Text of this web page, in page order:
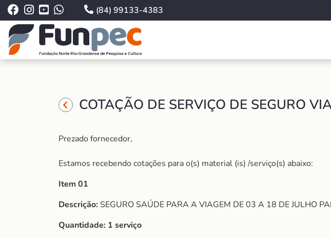
(84) 99133-4383
COTAÇÃO DE SERVIÇO DE SEGURO
Prezado fornecedor,
Estamos recebendo cotações para o(s) material (is) /serviço(s) abaixo:
Item 01
Descrição: SEGURO SAÚDE PARA A VIAGEM DE 03 A 18 DE JULHO
Quantidade: 1 serviço